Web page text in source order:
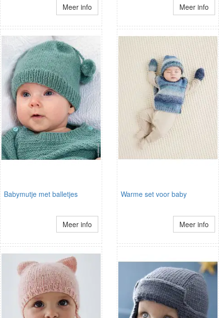
Meer info Meer info
Babymutje met balletjes
Meer info
Warme set voor baby
Meer info